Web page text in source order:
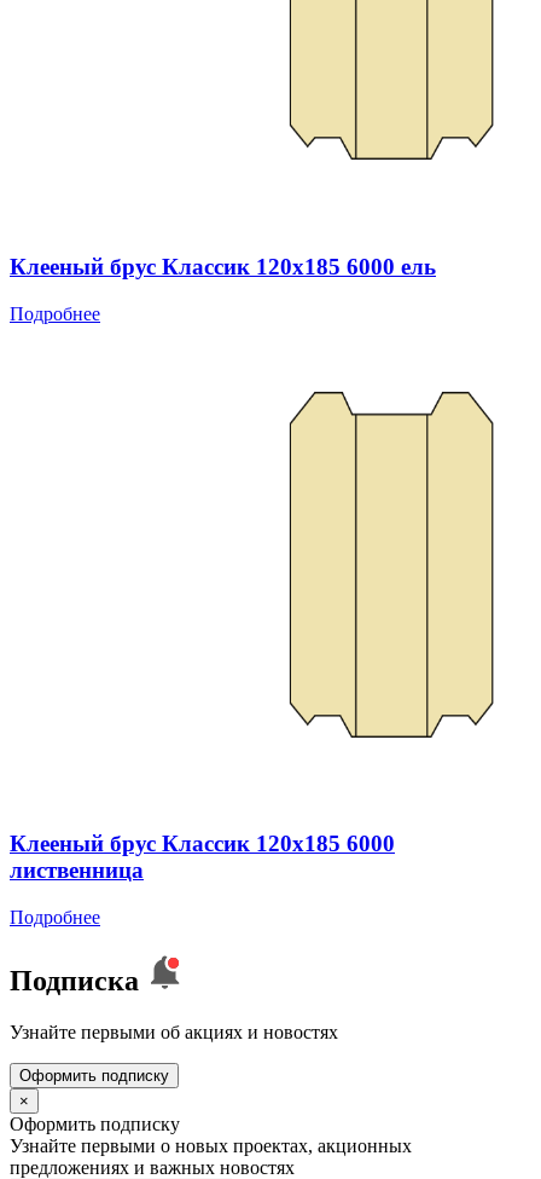
Клееный брус Классик 120x185 6000 ель
Подробнее
Клееный брус Классик 120x185 6000
лиственница
Подробнее
Подписка
Узнайте первыми об акциях и новостях
Оформить подписку
×
Оформить подписку
Узнайте первыми о новых проектах, акционных
предложениях и важных новостях